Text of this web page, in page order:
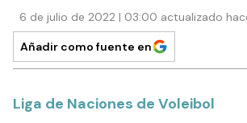
6 de julio de 2022 | 03:00 actualizado
Añadir como fuente en
Liga de Naciones de Voleibol